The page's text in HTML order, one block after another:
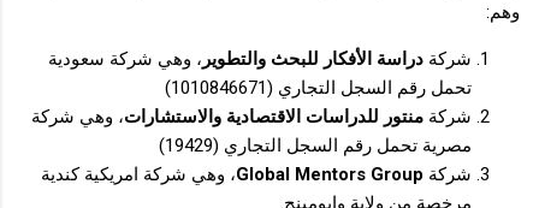
وهم:
شركة دراسة الأفكار للبحث والتطوير ، وهي شركة سعودية
تحمل رقم السجل التجاري (1010846671)
شركة منتور للدراسات الاقتصادية والاستشارات، وهي شركة
مصرية تحمل رقم السجل التجاري (19429)
شركة Global Mentors Group، وهي شركة امريكية كندية
مرخصة من ولاية وايومينج.